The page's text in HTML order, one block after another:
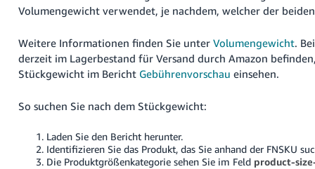
Volumengewicht verwendet, je nachdem, welcher der
Weitere Informationen finden Sie unterVolumengewicht.
derzeit im Lagerbestand für Versand durch Amazon
Stückgewicht im Bericht Gebührenvorschau einsehen.
So suchen Sie nach dem Stückgewicht:
Laden Sie den Bericht herunter.
Identifizieren Sie das Produkt, das Sie anhand der FNSKU
Die Produktgrößenkategorie sehen Sie im Feld product-